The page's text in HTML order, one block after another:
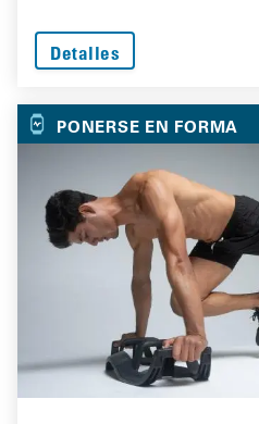
Detalles
PONERSE EN FORMA